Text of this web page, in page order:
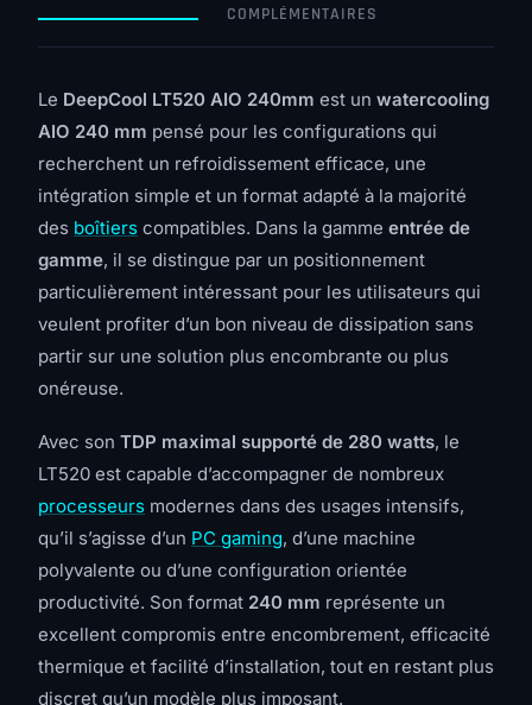
COMPLÉMENTAIRES
Le DeepCool LT520 AIO 240mm est un watercooling
AIO 240 mm pensé pour les configurations qui
recherchent un refroidissement efficace, une
intégration simple et un format adapté à la majorité
des boîtiers compatibles. Dans la gamme entrée de
gamme, il se distingue par un positionnement
particulièrement intéressant pour les utilisateurs qui
veulent profiter d’un bon niveau de dissipation sans
partir sur une solution plus encombrante ou plus
onéreuse.
Avec son TDP maximal supporté de 280 watts, le
LT520 est capable d’accompagner de nombreux
processeurs modernes dans des usages intensifs,
qu’il s’agisse d’un PC gaming, d’une machine
polyvalente ou d’une configuration orientée
productivité. Son format 240 mm représente un
excellent compromis entre encombrement, efficacité
thermique et facilité d’installation, tout en restant plus
discret qu’un modèle plus imposant.